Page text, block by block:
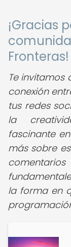
¡Gracias
Fronteras!
Te
conexión
tus redes
la
fascinante
más sobre
la forma en